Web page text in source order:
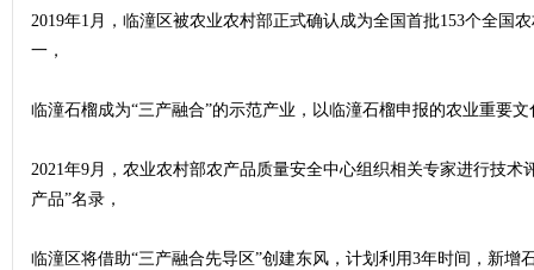
2019年1月，临潼区被农业农村部正式确认成为全国首批153个全国
一，
临潼石榴成为“三产融合”的示范产业，以临潼石榴申报的农业重要
2021年9月，农业农村部农产品质量安全中心组织相关专家进行技术
产品”名录，
临潼区将借助“三产融合先导区”创建东风，计划利用3年时间，新增